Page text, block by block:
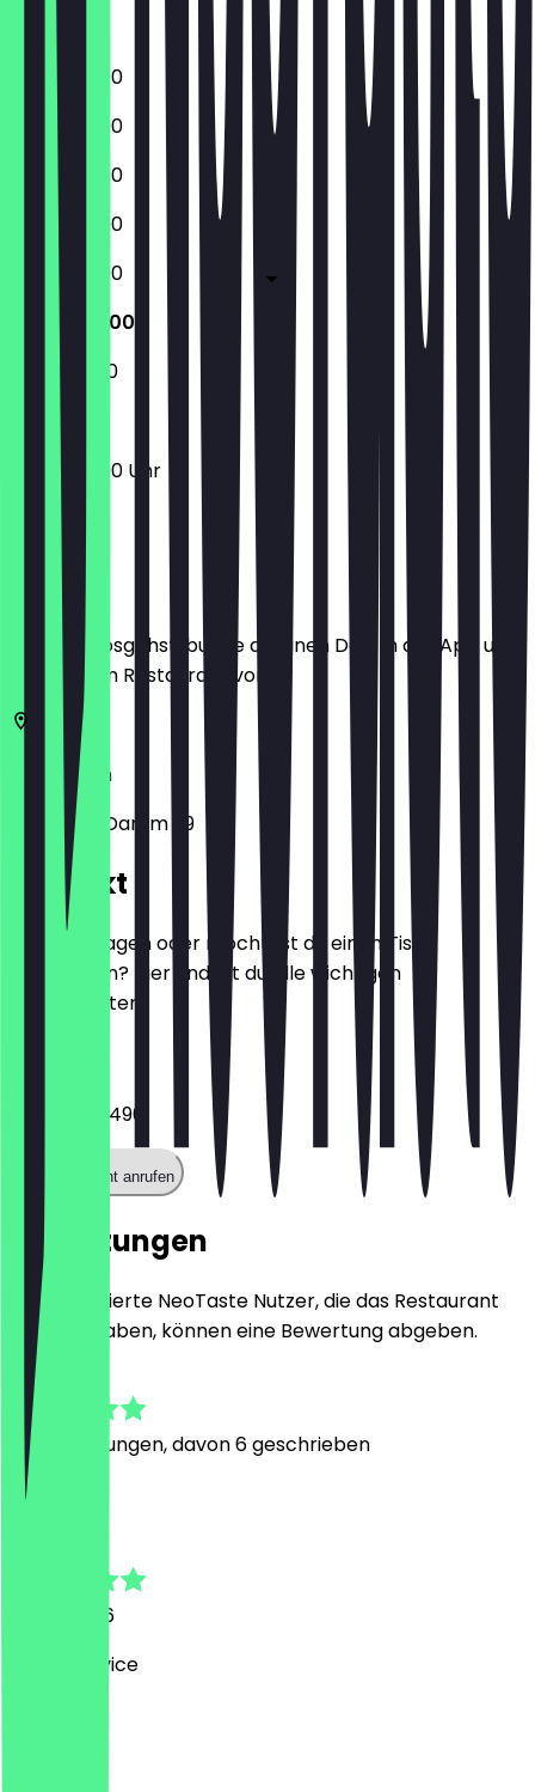
Sonntag
13:00 - 22:00
13:00 - 22:00
13:00 - 22:00
13:00 - 22:00
13:00 - 22:00
13:00 - 22:00
11:00 - 22:00
13:00 - 22:00 Uhr
Bevor du losgehst, buche dir einen Deal in der App und
zeige ihn im Restaurant vor.
Berlin
Steglitzer Damm 29
Kontakt
Hast du Fragen oder möchtest du einen Tisch
reservieren? Hier findest du alle wichtigen
Kontaktdaten.
030 75650490
Restaurant anrufen
Bewertungen
Nur registrierte NeoTaste Nutzer, die das Restaurant
besucht haben, können eine Bewertung abgeben.
4.3
26 Bewertungen, davon 6 geschrieben
31. Juli 2026
Super Service